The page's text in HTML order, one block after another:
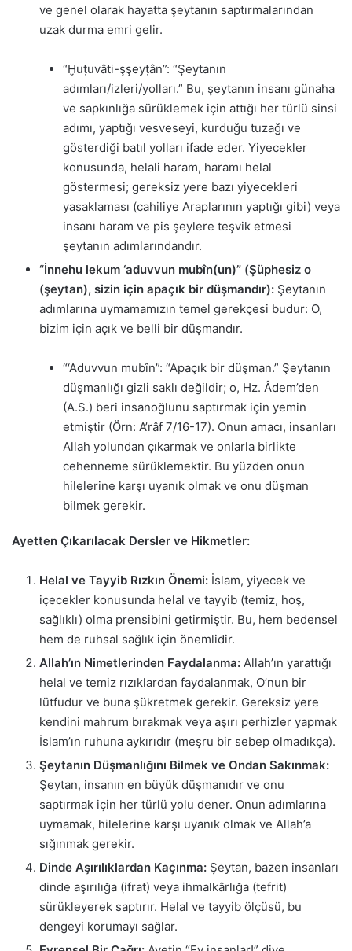
ve genel olarak hayatta şeytanın saptırmalarından
uzak durma emri gelir.
“Ḫuṭuvâti-şşeyṭân”: “Şeytanın
adımları/izleri/yolları.” Bu, şeytanın insanı günaha
ve sapkınlığa sürüklemek için attığı her türlü sinsi
adımı, yaptığı vesveseyi, kurduğu tuzağı ve
gösterdiği batıl yolları ifade eder. Yiyecekler
konusunda, helali haram, haramı helal
göstermesi; gereksiz yere bazı yiyecekleri
yasaklaması (cahiliye Araplarının yaptığı gibi) veya
insanı haram ve pis şeylere teşvik etmesi
şeytanın adımlarındandır.
“İnnehu lekum ‘aduvvun mubîn(un)” (Şüphesiz o
(şeytan), sizin için apaçık bir düşmandır): Şeytanın
adımlarına uymamamızın temel gerekçesi budur: O,
bizim için açık ve belli bir düşmandır.
“‘Aduvvun mubîn”: “Apaçık bir düşman.” Şeytanın
düşmanlığı gizli saklı değildir; o, Hz. Âdem’den
(A.S.) beri insanoğlunu saptırmak için yemin
etmiştir (Örn: A’râf 7/16-17). Onun amacı, insanları
Allah yolundan çıkarmak ve onlarla birlikte
cehenneme sürüklemektir. Bu yüzden onun
hilelerine karşı uyanık olmak ve onu düşman
bilmek gerekir.
Ayetten Çıkarılacak Dersler ve Hikmetler:
Helal ve Tayyib Rızkın Önemi: İslam, yiyecek ve
içecekler konusunda helal ve tayyib (temiz, hoş,
sağlıklı) olma prensibini getirmiştir. Bu, hem bedensel
hem de ruhsal sağlık için önemlidir.
Allah’ın Nimetlerinden Faydalanma: Allah’ın yarattığı
helal ve temiz rızıklardan faydalanmak, O’nun bir
lütfudur ve buna şükretmek gerekir. Gereksiz yere
kendini mahrum bırakmak veya aşırı perhizler yapmak
İslam’ın ruhuna aykırıdır (meşru bir sebep olmadıkça).
Şeytanın Düşmanlığını Bilmek ve Ondan Sakınmak:
Şeytan, insanın en büyük düşmanıdır ve onu
saptırmak için her türlü yolu dener. Onun adımlarına
uymamak, hilelerine karşı uyanık olmak ve Allah’a
sığınmak gerekir.
Dinde Aşırılıklardan Kaçınma: Şeytan, bazen insanları
dinde aşırılığa (ifrat) veya ihmalkârlığa (tefrit)
sürükleyerek saptırır. Helal ve tayyib ölçüsü, bu
dengeyi korumayı sağlar.